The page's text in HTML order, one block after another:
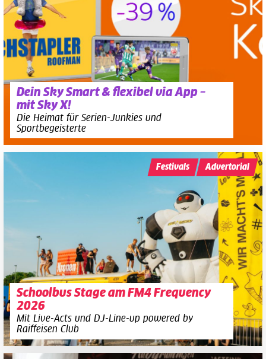
Dein Sky Smart & flexibel via App –
mit Sky X!
Die Heimat für Serien-Junkies und
Sportbegeisterte
Schoolbus Stage am FM4 Frequency
2026
Mit Live-Acts und DJ-Line-up powered by
Raiffeisen Club
Festivals Advertorial